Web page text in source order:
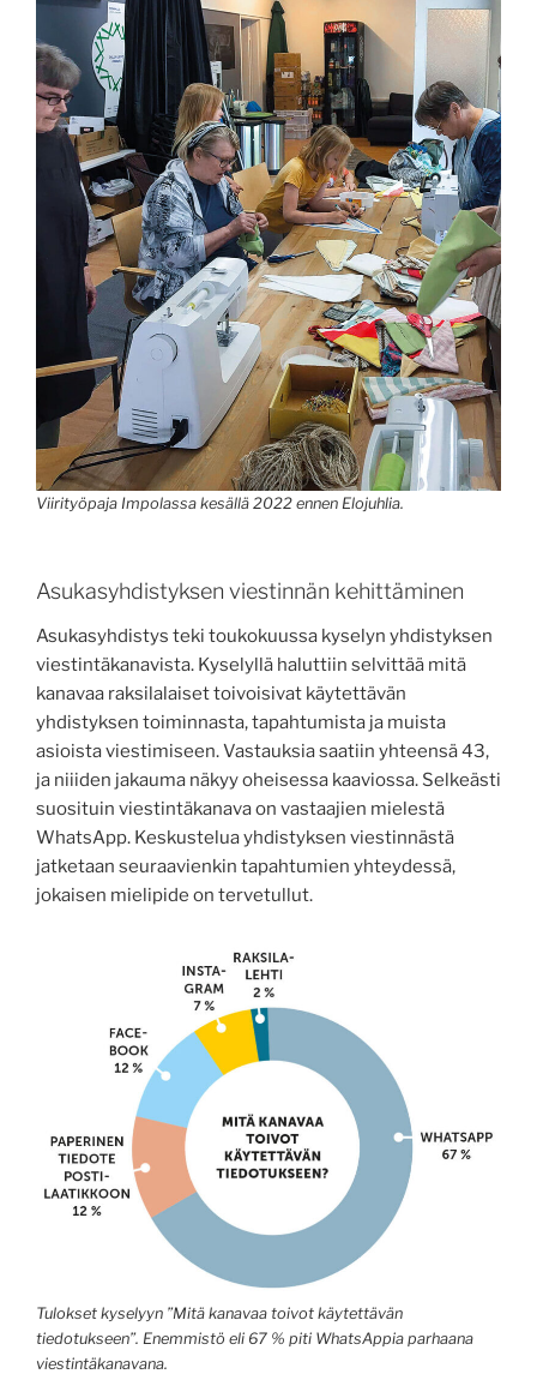
Viirityöpaja Impolassa kesällä 2022 ennen Elojuhlia.
Asukasyhdistyksen viestinnän kehittäminen
Asukasyhdistys teki toukokuussa kyselyn yhdistyksen
viestintäkanavista. Kyselyllä haluttiin selvittää mitä
kanavaa raksilalaiset toivoisivat käytettävän
yhdistyksen toiminnasta, tapahtumista ja muista
asioista viestimiseen. Vastauksia saatiin yhteensä 43,
ja niiiden jakauma näkyy oheisessa kaaviossa. Selkeästi
suosituin viestintäkanava on vastaajien mielestä
WhatsApp. Keskustelua yhdistyksen viestinnästä
jatketaan seuraavienkin tapahtumien yhteydessä,
jokaisen mielipide on tervetullut.
Tulokset kyselyyn ”Mitä kanavaa toivot käytettävän
tiedotukseen”. Enemmistö eli 67 % piti WhatsAppia parhaana
viestintäkanavana.